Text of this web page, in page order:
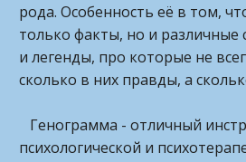
рода. Особенность её в том,
только факты, но и различные
и легенды, про которые не
сколько в них правды, а
Генограмма - отличный
психологической и